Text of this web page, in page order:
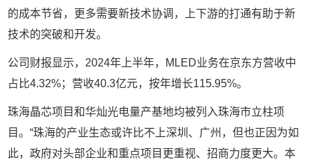
的成本节省，更多需要新技术协调，上下游的打通有助于新
技术的突破和开发。
公司财报显示， 2024年上半年， MLED业务在京东方营收中
占比4.32%；营收40.3亿元，按年增长115.95%。
珠海晶芯项目和华灿光电量产基地均被列入珠海市立柱项
目。“珠海的产业生态或许比不上深圳、广州，但也正因为如
此，政府对头部企业和重点项目更重视、招商力度更大。本